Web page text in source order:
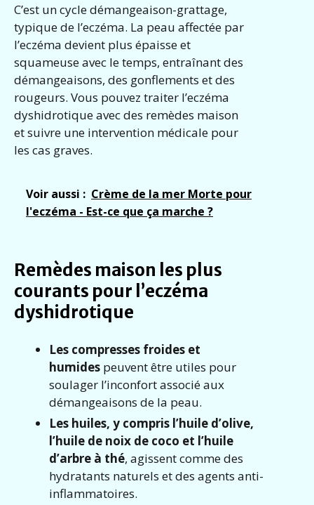
C’est un cycle démangeaison-grattage,
typique de l’eczéma. La peau affectée par
l’eczéma devient plus épaisse et
squameuse avec le temps, entraînant des
démangeaisons, des gonflements et des
rougeurs. Vous pouvez traiter l’eczéma
dyshidrotique avec des remèdes maison
et suivre une intervention médicale pour
les cas graves.
Voir aussi : Crème de la mer Morte pour
l'eczéma - Est-ce que ça marche ?
Remèdes maison les plus
courants pour l’eczéma
dyshidrotique
Les compresses froides et
humides peuvent être utiles pour
soulager l’inconfort associé aux
démangeaisons de la peau.
Les huiles, y compris l’huile d’olive,
l’huile de noix de coco et l’huile
d’arbre à thé, agissent comme des
hydratants naturels et des agents anti-
inflammatoires.